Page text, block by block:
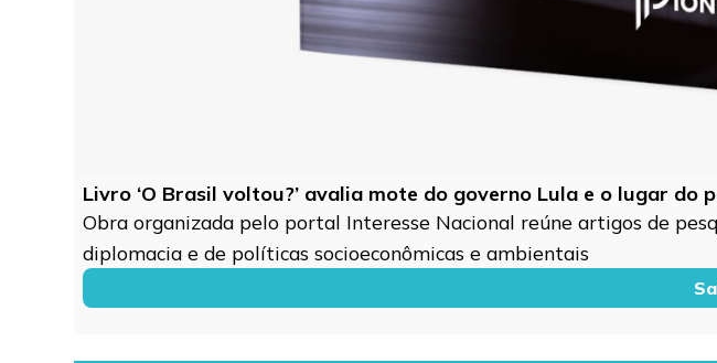
Livro ‘O Brasil voltou?’ avalia mote do governo Lula e o lugar do
Obra organizada pelo portal Interesse Nacional reúne artigos de
diplomacia e de políticas socioeconômicas e ambientais